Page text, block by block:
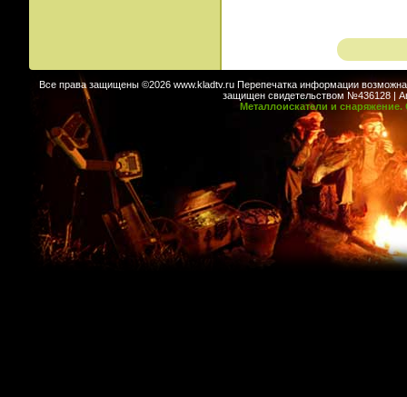
Все права защищены ©2026 www.kladtv.ru Перепечатка информации возможна
защищен свидетельством №436128 |
Металлоискатели и